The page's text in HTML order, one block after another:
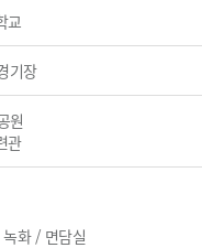
교
기장
원
관
화 / 면담실